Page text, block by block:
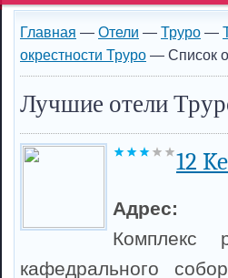
Главная — Отели — Труро —
окрестности Труро — Список
Лучшие отели
12
Адрес:
кафедрального